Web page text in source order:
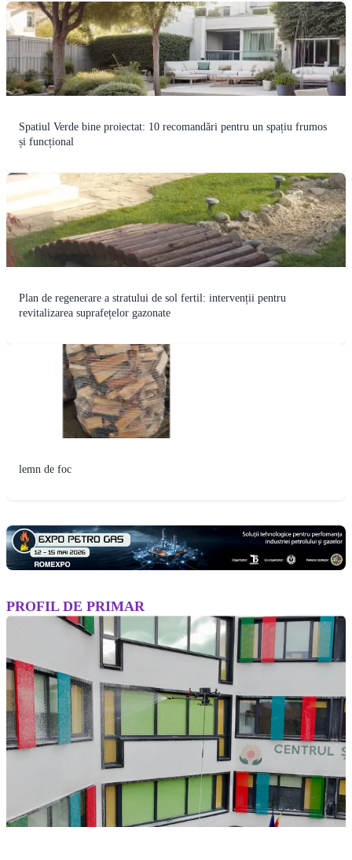
Spatiul Verde bine proiectat: 10 recomandări pentru un spațiu frumos
și funcțional
Plan de regenerare a stratului de sol fertil: intervenții pentru
revitalizarea suprafețelor gazonate
lemn de foc
PROFIL DE PRIMAR